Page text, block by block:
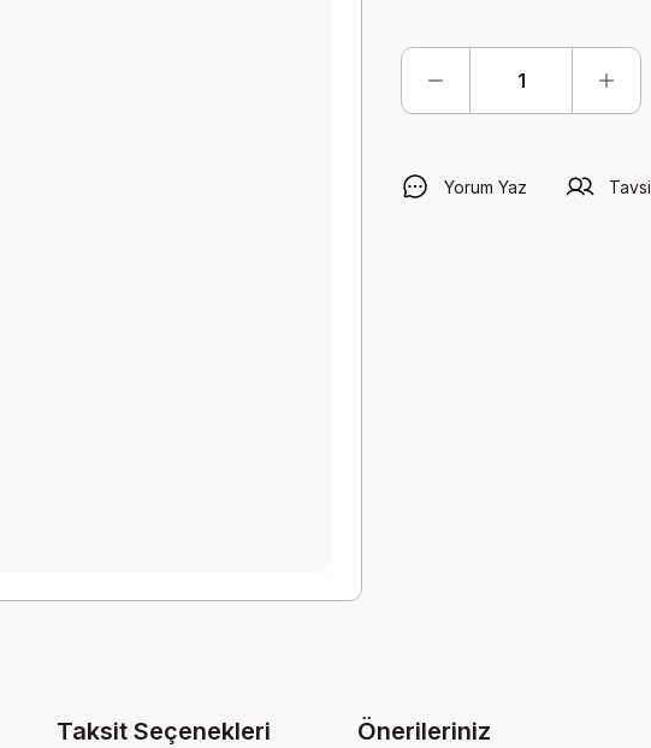
Yorum Yaz
Taksit Seçenekleri Önerileriniz